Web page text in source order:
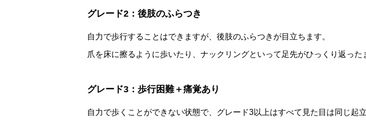
グレード2：後肢のふらつき
自力で歩行することはできますが、後肢のふらつきが目立ちます。
爪を床に擦るように歩いたり、ナックリングといって足先がひっくり返った
グレード3：歩行困難＋痛覚あり
自力で歩くことができない状態で、グレード3以上はすべて見た目は同じ起